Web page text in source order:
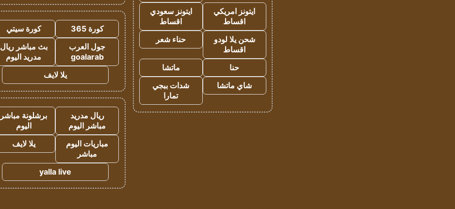
ايتونز امريكي
اقساط
ايتونز سعودي
اقساط
شحن يلا لودو
اقساط
حناء شعر
حنا
ماتشا
شاي ماتشا
شدات ببجي
تمارا
كورة 365
كورة سيتي
جول العرب
goalarab
بث مباشر ريال
مدريد اليوم
يلا لايف
ريال مدريد
مباشر اليوم
برشلونة مباشر
اليوم
مباريات اليوم
مباشر
يلا لايف
yalla live